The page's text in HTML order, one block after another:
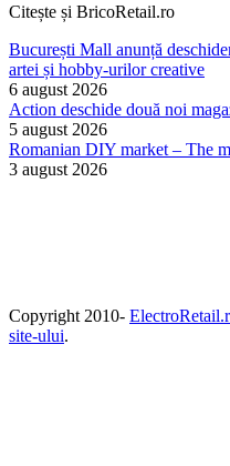
Citește și BricoRetail.ro
București Mall anunță
artei și hobby-urilor creative
6 august 2026
Action deschide două noi
5 august 2026
Romanian DIY market – The
3 august 2026
Copyright 2010-
site-ului.